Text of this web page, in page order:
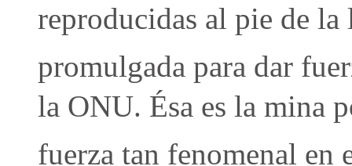
reproducidas al pie de
promulgada para dar
la ONU. Ésa es la mina
fuerza tan fenomenal en